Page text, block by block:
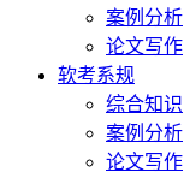
案例分析
论文写作
软考系规
综合知识
案例分析
论文写作